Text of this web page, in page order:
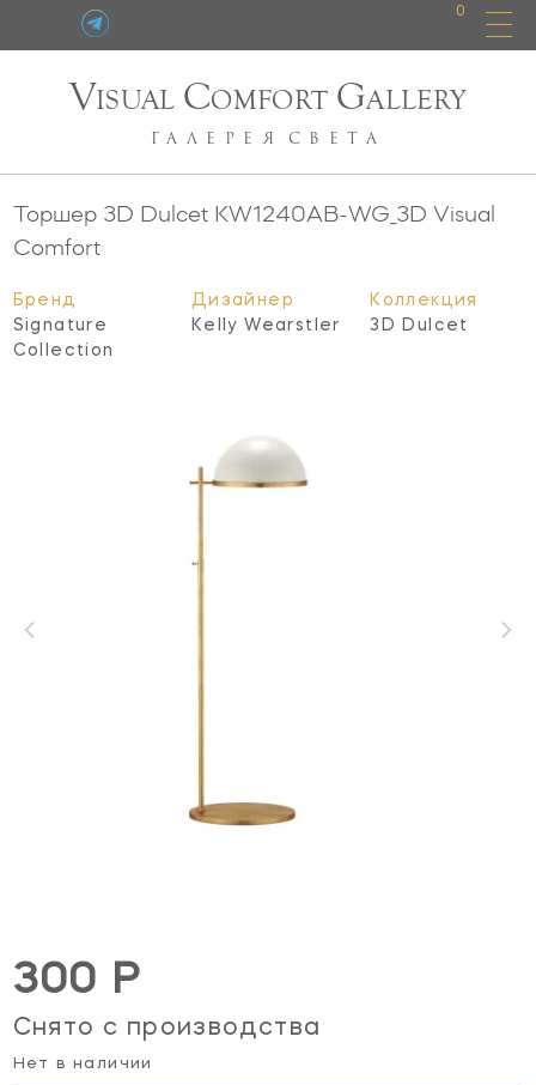
0
VISUAL COMFORT GALLERY
ГАЛЕРЕЯ СВЕТА
Торшер 3D Dulcet KW1240AB-WG_3D Visual
Comfort
Бренд
Signature
Collection
Дизайнер
Kelly Wearstler
Коллекция
3D Dulcet
300 Р
Снято с производства
Нет в наличии